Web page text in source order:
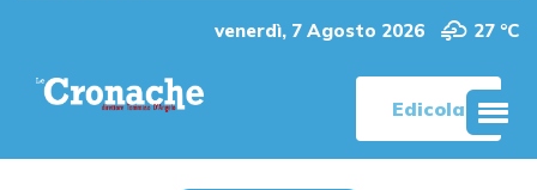
venerdì, 7 Agosto 2026 27 °C
Edicola